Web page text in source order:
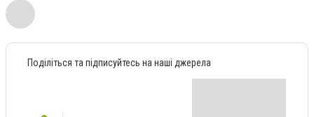
Поділіться та підписуйтесь на наші джерела